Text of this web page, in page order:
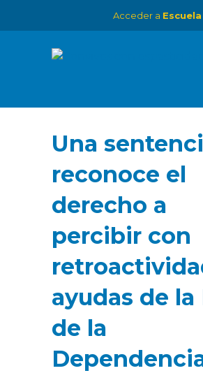
Acceder a
Una
reconoce el
derecho a
percibir con
ayudas de la
de la